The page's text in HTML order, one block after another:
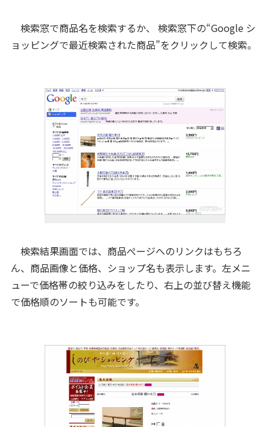
検索窓で商品名を検索するか、 検索窓下の“Google シ
ョッピングで最近検索された商品”をクリックして検索。
検索結果画面では、商品ぺージへのリンクはもちろ
ん、商品画像と価格、ショップ名も表示します。左メニ
ューで価格帯の絞り込みをしたり、右上の並び替え機能
で価格順のソートも可能です。